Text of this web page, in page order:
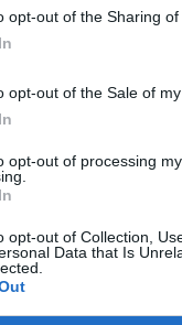
opt-out of the Sharing of
opt-out of the Sale of
opt-out of processing
opt-out of Collection,
Data that Is
ότιτο
το λιμάνι της
NASAMS
αμυντικό
Rheinmetall.